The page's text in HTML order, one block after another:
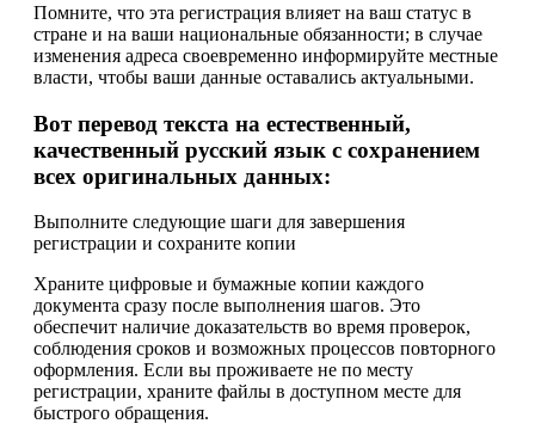
Помните, что эта регистрация влияет на ваш статус в
стране и на ваши национальные обязанности; в случае
изменения адреса своевременно информируйте местные
власти, чтобы ваши данные оставались актуальными.
Вот перевод текста на естественный,
качественный русский язык с сохранением
всех оригинальных данных:
Выполните следующие шаги для завершения
регистрации и сохраните копии
Храните цифровые и бумажные копии каждого
документа сразу после выполнения шагов. Это
обеспечит наличие доказательств во время проверок,
соблюдения сроков и возможных процессов повторного
оформления. Если вы проживаете не по месту
регистрации, храните файлы в доступном месте для
быстрого обращения.